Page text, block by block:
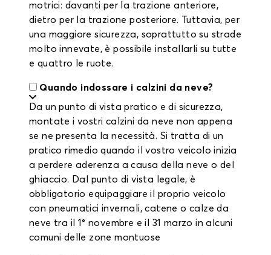
motrici: davanti per la trazione anteriore,
dietro per la trazione posteriore. Tuttavia, per
una maggiore sicurezza, soprattutto su strade
molto innevate, è possibile installarli su tutte
e quattro le ruote.
Quando indossare i calzini da neve?
Da un punto di vista pratico e di sicurezza,
montate i vostri calzini da neve non appena
se ne presenta la necessità. Si tratta di un
pratico rimedio quando il vostro veicolo inizia
a perdere aderenza a causa della neve o del
ghiaccio. Dal punto di vista legale, è
obbligatorio equipaggiare il proprio veicolo
con pneumatici invernali, catene o calze da
neve tra il 1° novembre e il 31 marzo in alcuni
comuni delle zone montuose